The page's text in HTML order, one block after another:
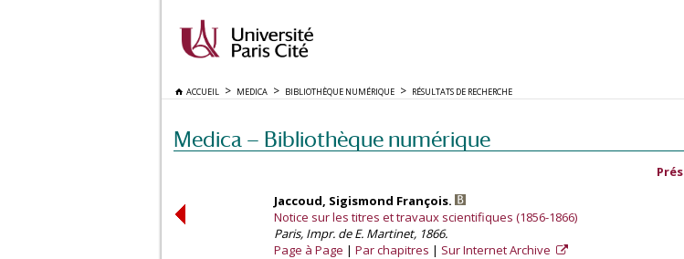
ACCUEIL MEDICA BIBLIOTHÈQUE NUMÉRIQUE RÉSULTATS DE RECHERCHE
Medica — Bibliothèque numérique
Jaccoud, Sigismond François.
Notice sur les titres et travaux scientifiques (1856-1866)
Paris, Impr. de E. Martinet, 1866.
Page à Page
Par chapitres Sur Internet Archive